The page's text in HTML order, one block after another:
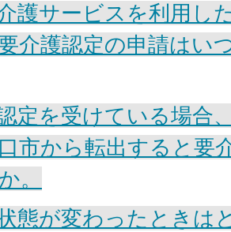
護サービスを利用し
介護認定の申請はい
定を受けている場合
市から転出すると要
。
態が変わったときは